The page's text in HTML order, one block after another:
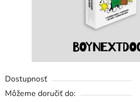
Dostupnosť
Môžeme doručiť do: